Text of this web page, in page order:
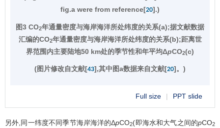
fig.a were from reference[20].)
图3 CO2年通量密度与海岸海洋所处纬度的关系(a);据文献数据
汇编的CO2年通量密度与海岸海洋所处纬度的关系(b);距离世
界范围内主要陆地50 km处的季节性和年平均ΔpCO2(c)
(图片修改自文献[43],其中图a数据来自文献[20]。)
Full size | PPT slide
另外,同一纬度不同季节海岸海洋的ΔpCO2(即海水和大气之间的pCO2